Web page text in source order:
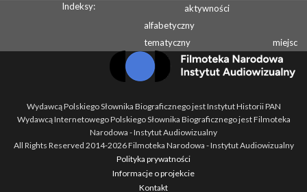
Indeksy:
aktywności
alfabetyczny
tematyczny
miejsc
Wydawcą Polskiego Słownika Biograficznego jest Instytut Historii PAN
Wydawcą Internetowego Polskiego Słownika Biograficznego jest Filmoteka
Narodowa - Instytut Audiowizualny
All Rights Reserved 2014-2026Filmoteka Narodowa - Instytut Audiowizualny
Polityka prywatności
Informacje o projekcie
Kontakt